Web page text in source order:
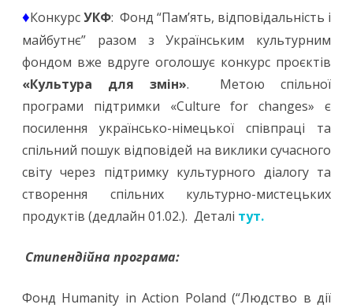
♦КонкурсУКФ: Фонд “Пам’ять, відповідальність і
майбутнє” разом з Українським культурним
фондом вже вдруге оголошує конкурс проєктів
«Культура для змін». Метою спільної
програми підтримки «Culture for changes» є
посилення українсько-німецької співпраці та
спільний пошук відповідей на виклики сучасного
світу через підтримку культурного діалогу та
створення спільних культурно-мистецьких
продуктів (дедлайн 01.02.). Деталі тут.
Стипендійна програма:
Фонд Humanity in Action Poland (“Людство в дії